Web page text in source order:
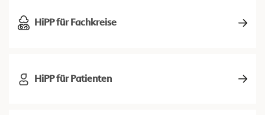
HiPP für Fachkreise
HiPP für Patienten